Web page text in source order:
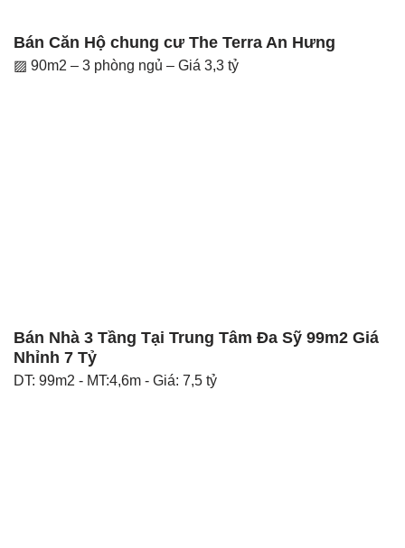
Bán Căn Hộ chung cư The Terra An Hưng
▨ 90m2 – 3 phòng ngủ – Giá 3,3 tỷ
Bán Nhà 3 Tầng Tại Trung Tâm Đa Sỹ 99m2 Giá
Nhỉnh 7 Tỷ
DT: 99m2 - MT:4,6m - Giá: 7,5 tỷ